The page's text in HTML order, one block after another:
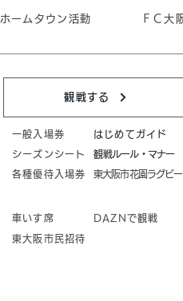
ホームタウン活動 ＦＣ大
観戦する
一般入場券
シーズンシート
各種優待入場券
はじめてガイド
​観戦ルール・マナー
東大阪市花園ラグビ
車いす席 DAZNで観戦
東大阪市民招待